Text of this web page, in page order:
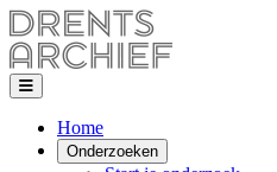
Home
Onderzoeken